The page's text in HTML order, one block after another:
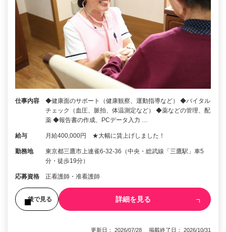
仕事内容
◆健康面のサポート（健康観察、運動指導など） ◆バイタル
チェック（血圧、脈拍、体温測定など） ◆薬などの管理、配
薬 ◆報告書の作成、PCデータ入力 …
給与 月給400,000円 ★大幅に賃上げしました！
勤務地
東京都三鷹市上連雀6-32-36（中央・総武線「三鷹駅」車5
分・徒歩19分）
応募資格 正看護師・准看護師
後で見る 詳細を見る
更新日： 2026/07/28 掲載終了日： 2026/10/31